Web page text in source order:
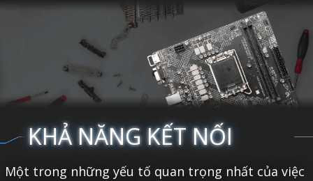
KHẢ NĂNG KẾT NỐI
Một trong những yếu tố quan trọng nhất của việc